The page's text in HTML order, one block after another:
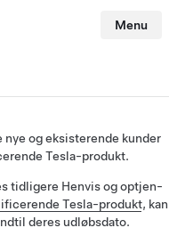
Menu
og eksisterende kunder
Tesla-produkt.
tidligere Henvis og optjen-
Tesla-produkt, kan
deres udløbsdato.